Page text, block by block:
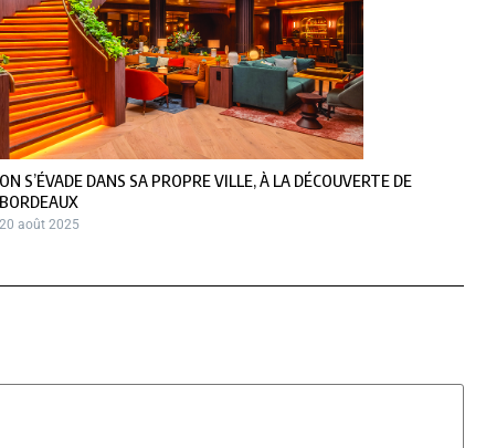
ON S’ÉVADE DANS SA PROPRE VILLE, À LA DÉCOUVERTE DE
BORDEAUX
20 août 2025